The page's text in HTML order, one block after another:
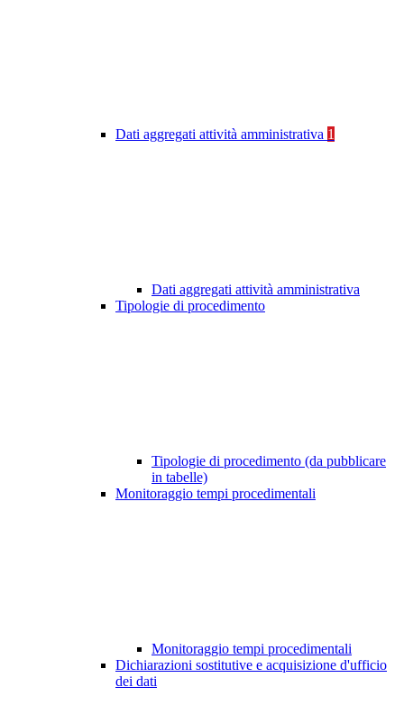
Dati aggregati attività amministrativa 1
Dati aggregati attività amministrativa
Tipologie di procedimento
Tipologie di procedimento (da pubblicare
in tabelle)
Monitoraggio tempi procedimentali
Monitoraggio tempi procedimentali
Dichiarazioni sostitutive e acquisizione d'ufficio
dei dati